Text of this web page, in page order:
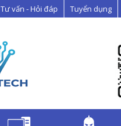
Tư vấn - Hỏi đáp Tuyển dụng